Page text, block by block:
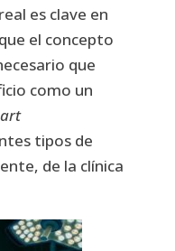
es clave en
el concepto
que
como un
tipos de
de la clínica